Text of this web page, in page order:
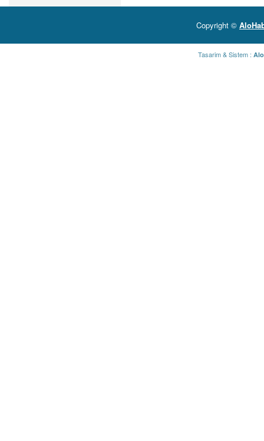
Copyright ©
Tasarim & Sistem :